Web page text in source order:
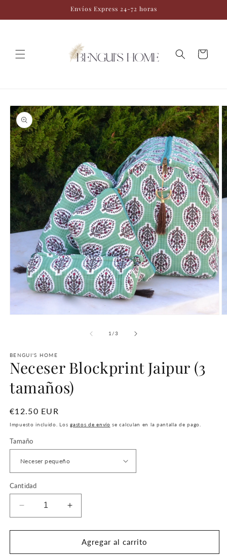
al contenido
Envíos Express 24-72 horas
Carrito
directamente
a la
información
del producto
una
ventana
modal
1 /de
3
BENGUI'S HOME
Neceser Blockprint Jaipur (3
tamaños)
Precio
habitual
€12.50 EUR
Impuesto incluido. Losgastos de envío se calculan en la pantalla de pago.
Tamaño
Cantidad
Reducir
cantidad
para
Blockprint
Aumentar
cantidad
para
Neceser
Blockprint
Agregar al carrito